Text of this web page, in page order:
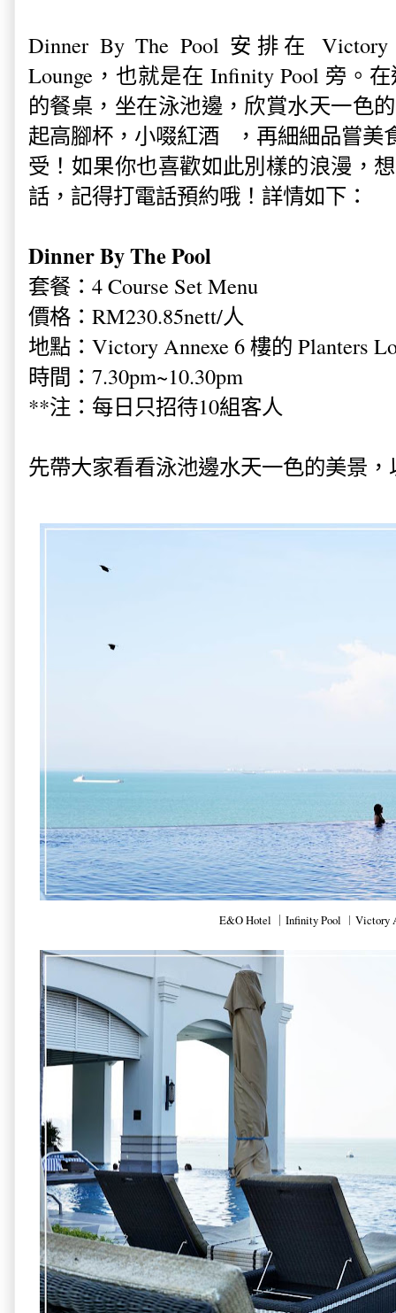
Dinner By The Pool 安排在
Lounge ，也就是在 Infinity Pool 旁。
的餐桌，坐在泳池邊，欣賞水天一色
起高腳杯，小啜紅酒
，再細細品嘗
受！如果你也喜歡如此別樣的浪漫，
話，記得打電話預約哦！詳情如下：
Dinner By The Pool
套餐：4 Course Set Menu
價格：RM230.85nett/人
地點：Victory Annexe 6 樓的 Planters
時間：7.30pm~10.30pm
**注：每日只招待10組客人
先帶大家看看泳池邊水天一色的美景
E&O Hotel ｜Infinity Pool ︱Victory